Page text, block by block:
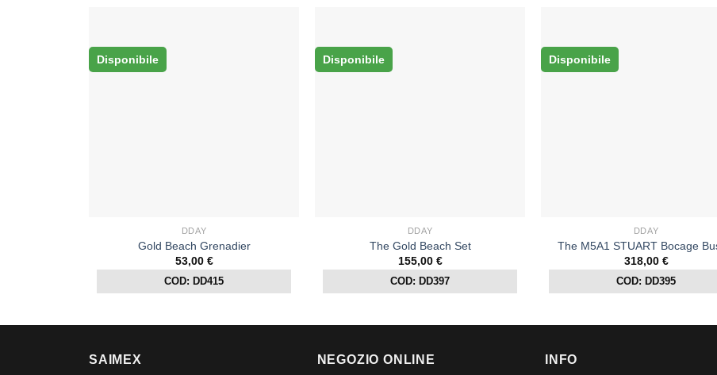
Disponibile
DDAY
Gold Beach Grenadier
53,00 €
COD: DD415
Disponibile
DDAY
The Gold Beach Set
155,00 €
COD: DD397
Disponibile
DDAY
The M5A1 STUART Bocage
318,00 €
COD: DD395
SAIMEX NEGOZIO ONLINE INFO